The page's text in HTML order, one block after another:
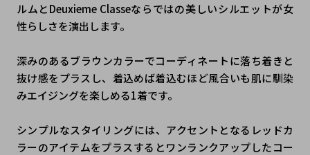
ルムとDeuxieme Classeならではの美しいシルエットが女
性らしさを演出します。
深みのあるブラウンカラーでコーディネートに落ち着きと
抜け感をプラスし、着込めば着込むほど風合いも肌に馴染
みエイジングを楽しめる1着です。
シンプルなスタイリングには、アクセントとなるレッドカ
ラーのアイテムをプラスするとワンランクアップしたコー